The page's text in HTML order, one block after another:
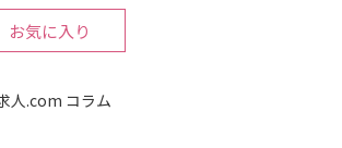
kyujin2021/public/partials/google-
お気に入り
人.com コラム